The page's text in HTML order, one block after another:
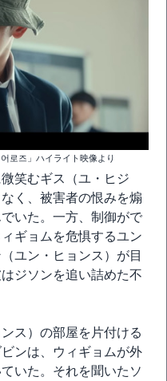
로즈」ハイライト映像より
笑むギス（ユ・ヒジ
く、被害者の恨みを煽
いた。一方、制御がで
ギョムを危惧するユン
ユン・ヒョンス）が目
ジソンを追い詰めた不
ス）の部屋を片付ける
ンは、ウィギョムが外
いた。それを聞いたソ